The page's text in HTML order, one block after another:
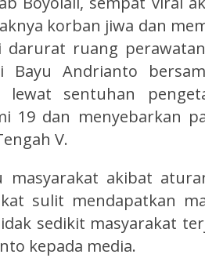
korban jiwa dan
darurat ruang
Bayu Andrianto
lewat sentuhan
19 dan menyebarkan
V.
akibat
sulit mendapatkan
sedikit masyarakat
kepada media.